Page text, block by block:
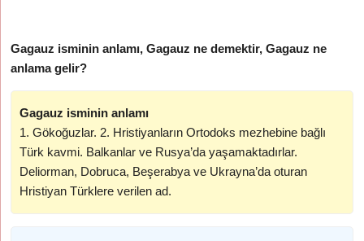
Gagauz isminin anlamı, Gagauz ne demektir, Gagauz ne
anlama gelir?
Gagauz isminin anlamı
1. Gökoğuzlar. 2. Hristiyanların Ortodoks mezhebine bağlı
Türk kavmi. Balkanlar ve Rusya’da yaşamaktadırlar.
Deliorman, Dobruca, Beşerabya ve Ukrayna’da oturan
Hristiyan Türklere verilen ad.